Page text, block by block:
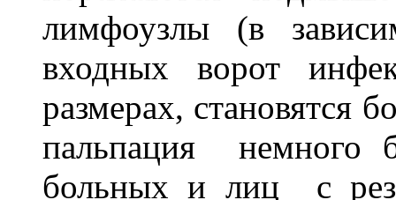
лимфоузлы (в
входных ворот
размерах, становятся
пальпация немного
больных и лиц с